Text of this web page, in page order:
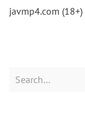
javmp4.com (18+)
Search